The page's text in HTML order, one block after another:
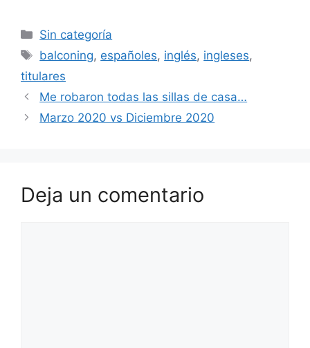
Categorías
Sin categoría
Etiquetas
balconing, españoles, inglés, ingleses,
titulares
Me robaron todas las sillas de casa…
Marzo 2020 vs Diciembre 2020
Deja un comentario